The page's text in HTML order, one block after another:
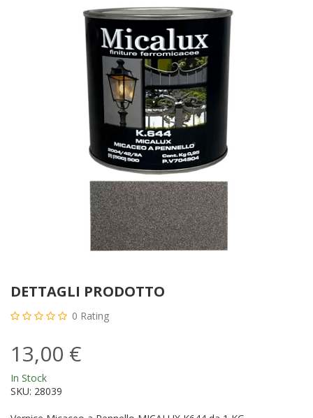
Traffico)
DETTAGLI PRODOTTO
0 Rating
13,00 €
In Stock
SKU: 28039